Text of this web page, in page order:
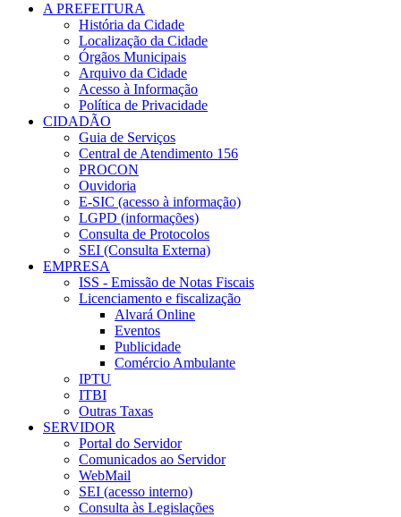
A PREFEITURA
História da Cidade
Localização da Cidade
Órgãos Municipais
Arquivo da Cidade
Acesso à Informação
Política de Privacidade
CIDADÃO
Guia de Serviços
Central de Atendimento 156
PROCON
Ouvidoria
E-SIC (acesso à informação)
LGPD (informações)
Consulta de Protocolos
SEI (Consulta Externa)
EMPRESA
ISS - Emissão de Notas Fiscais
Licenciamento e fiscalização
Alvará Online
Eventos
Publicidade
Comércio Ambulante
IPTU
ITBI
Outras Taxas
SERVIDOR
Portal do Servidor
Comunicados ao Servidor
WebMail
SEI (acesso interno)
Consulta às Legislações